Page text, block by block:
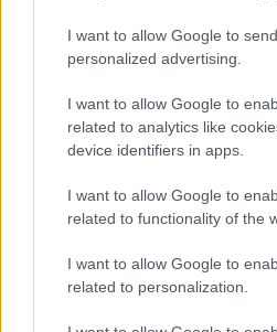
I want to allow Google to
personalized advertising.
I want to allow Google to
related to analytics like
device identifiers in apps.
I want to allow Google to
related to functionality of the
I want to allow Google to
related to personalization.